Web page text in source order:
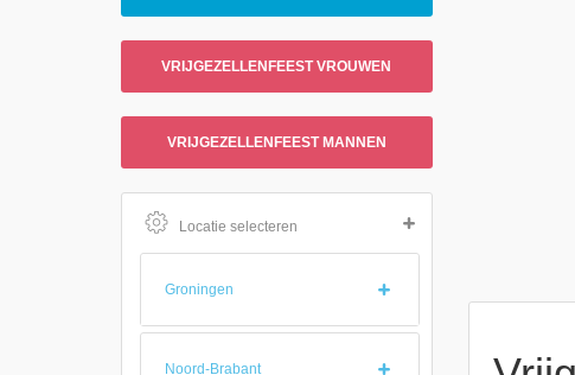
VRIJGEZELLENFEEST VROUWEN
VRIJGEZELLENFEEST MANNEN
Locatie selecteren
Groningen
Noord-Brabant